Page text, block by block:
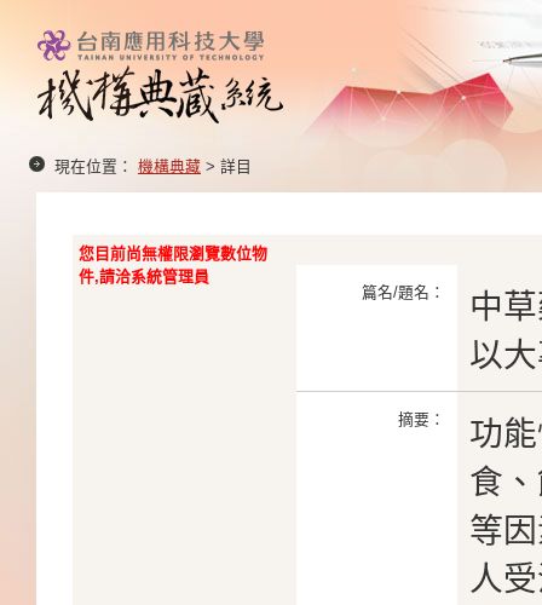
現在位置： 機構典藏 > 詳目
您目前尚無權限瀏覽數位物
件,請洽系統管理員
篇名/題名：
中
以
摘要：
功
食
等
人